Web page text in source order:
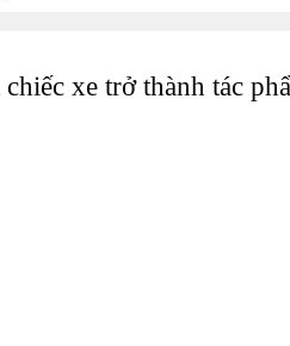
xe trở thành tác